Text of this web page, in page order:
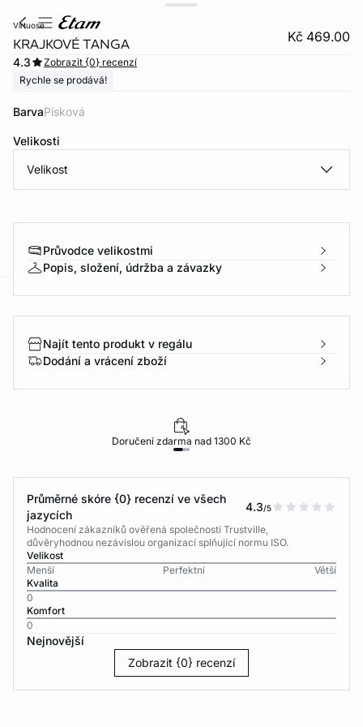
virtuose
KRAJKOVÉ TANGA Kč 469.00
4.3
Zobrazit {0} recenzí
Rychle se prodává!
Barva písková
Velikosti
Velikost
Průvodce velikostmi
Popis, složení, údržba a závazky
Najít tento produkt v regálu
Dodání a vrácení zboží
Doručení zdarma nad 1300 Kč
Průměrné skóre {0} recenzí ve všech
jazycích
4.3/5
Hodnocení zákazníků ověřená společností Trustville,
důvěryhodnou nezávislou organizací splňující normu ISO.
Velikost
Menší
Perfektní
Větší
Kvalita
0
Komfort
0
Nejnovější
Zobrazit {0} recenzí